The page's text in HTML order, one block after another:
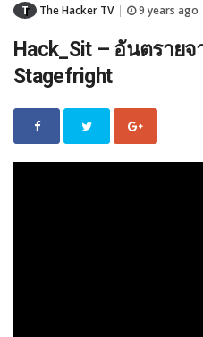
T The Hacker TV 9 years ago
Hack_Sit – อันตราย
Stagefright